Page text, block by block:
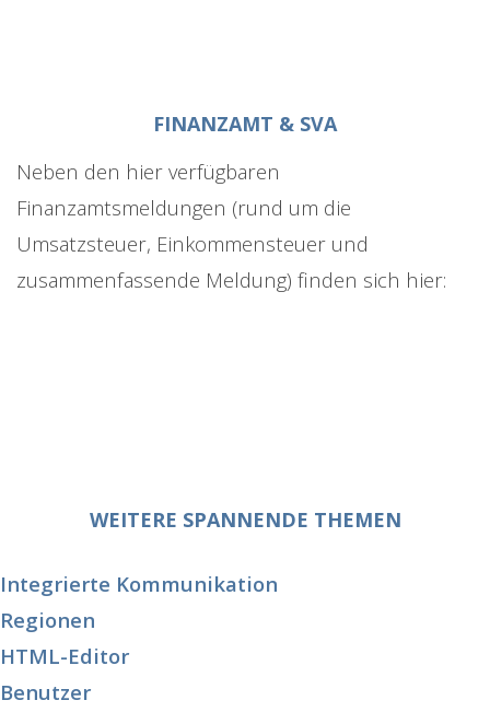
FINANZAMT & SVA
Neben den hier verfügbaren
Finanzamtsmeldungen (rund um die
Umsatzsteuer, Einkommensteuer und
zusammenfassende Meldung) finden sich hier:
WEITERE SPANNENDE THEMEN
Integrierte Kommunikation
Regionen
HTML-Editor
Benutzer